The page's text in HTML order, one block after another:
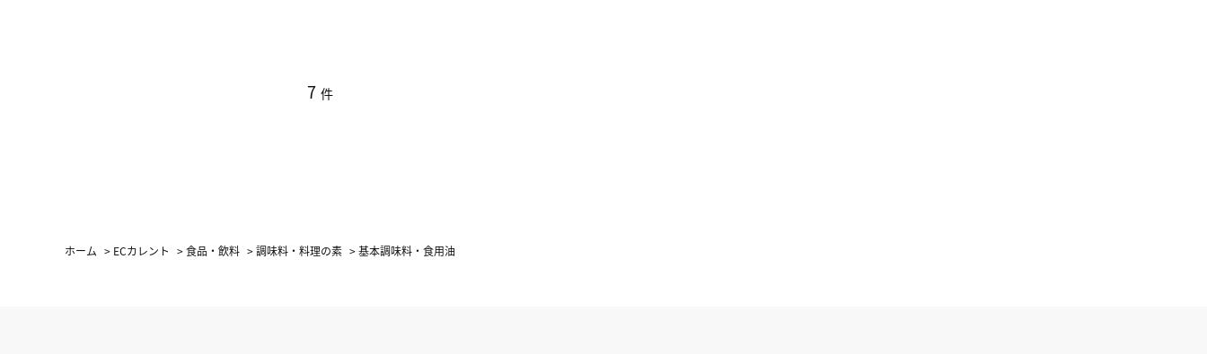
7 件
ホーム > ECカレント >食品・飲料 >調味料・料理の素 >基本調味料・食用油